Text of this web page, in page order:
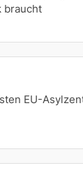
braucht
EU-